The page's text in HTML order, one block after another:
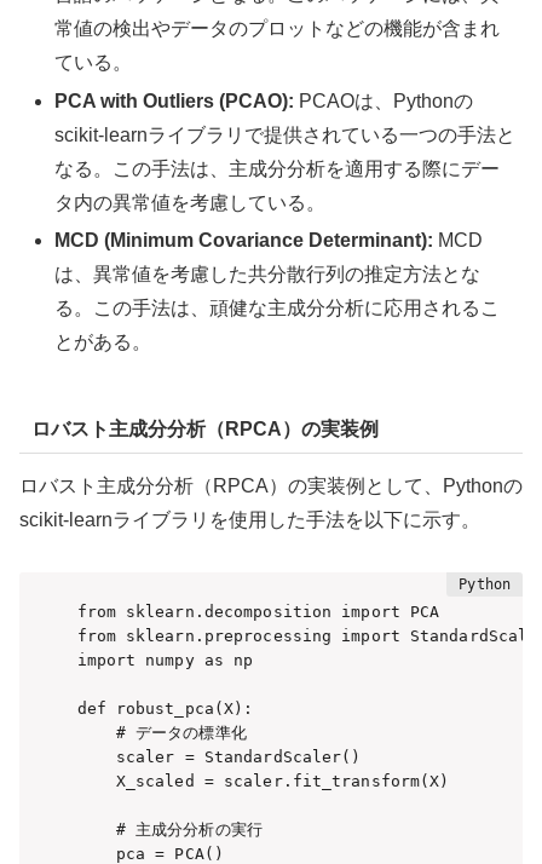
常値の検出やデータのプロットなどの機能が含まれ
ている。
PCA with Outliers (PCAO): PCAOは、Pythonの
scikit-learnライブラリで提供されている一つの手法と
なる。この手法は、主成分分析を適用する際にデー
タ内の異常値を考慮している。
MCD (Minimum Covariance Determinant): MCD
は、異常値を考慮した共分散行列の推定方法とな
る。この手法は、頑健な主成分分析に応用されるこ
とがある。
ロバスト主成分分析（RPCA）の実装例
ロバスト主成分分析（RPCA）の実装例として、Pythonの
scikit-learnライブラリを使用した手法を以下に示す。
from sklearn.decomposition import PCA
from sklearn.preprocessing import
import numpy as np
def robust_pca(X):
    # データの標準化
    scaler = StandardScaler()
    X_scaled = scaler.fit_transform(X)
    # 主成分分析の実行
    pca = PCA()